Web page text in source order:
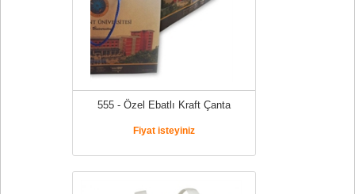
555 - Özel Ebatlı Kraft Çanta
Fiyat isteyiniz